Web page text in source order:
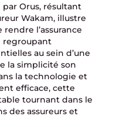
Orus, résultant
Wakam, illustre
l’assurance
regroupant
au sein d’une
la simplicité son
la technologie et
efficace, cette
tournant dans le
des assureurs et